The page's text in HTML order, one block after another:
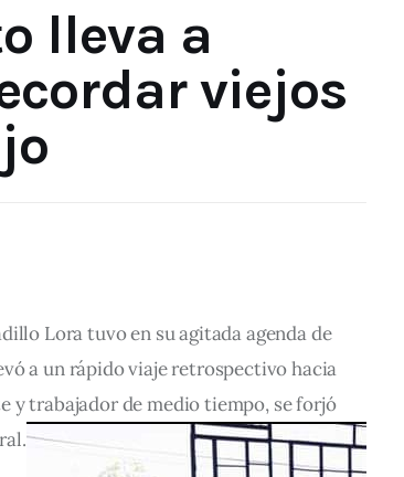
lleva a
viejos
Lora tuvo en su agitada agenda de
a un rápido viaje retrospectivo hacia
y trabajador de medio tiempo, se forjó